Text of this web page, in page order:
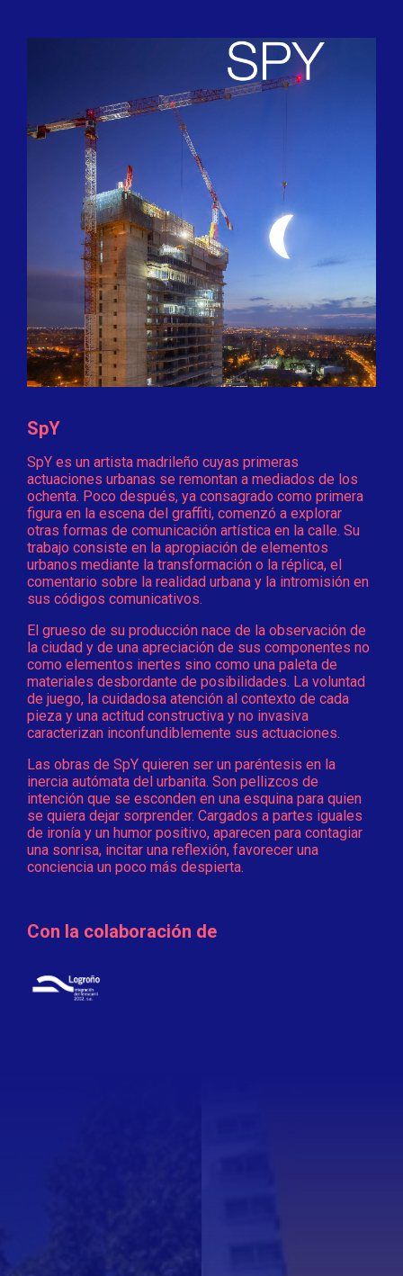
SpY
SpY es un artista madrileño cuyas primeras
actuaciones urbanas se remontan a mediados de los
ochenta. Poco después, ya consagrado como primera
figura en la escena del graffiti, comenzó a explorar
otras formas de comunicación artística en la calle. Su
trabajo consiste en la apropiación de elementos
urbanos mediante la transformación o la réplica, el
comentario sobre la realidad urbana y la intromisión en
sus códigos comunicativos.
El grueso de su producción nace de la observación de
la ciudad y de una apreciación de sus componentes no
como elementos inertes sino como una paleta de
materiales desbordante de posibilidades. La voluntad
de juego, la cuidadosa atención al contexto de cada
pieza y una actitud constructiva y no invasiva
caracterizan inconfundiblemente sus actuaciones.
Las obras de SpY quieren ser un paréntesis en la
inercia autómata del urbanita. Son pellizcos de
intención que se esconden en una esquina para quien
se quiera dejar sorprender. Cargados a partes iguales
de ironía y un humor positivo, aparecen para contagiar
una sonrisa, incitar una reflexión, favorecer una
conciencia un poco más despierta.
Con la colaboración de